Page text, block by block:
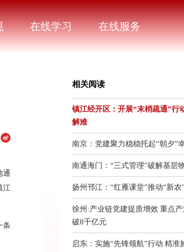
在线学习 在线服务
通
江
条
相关阅读
镇江经开区：开展“末梢疏通”行
解难
南京：党建聚力稳稳托起“朝夕”
南通海门：“三式管理”破解基层
扬州邗江：“红雁课堂”推动“新农
徐州:产业链党建提质增效 重点
破8千亿元
启东：实施“先锋领航”行动 精准施教促机关党